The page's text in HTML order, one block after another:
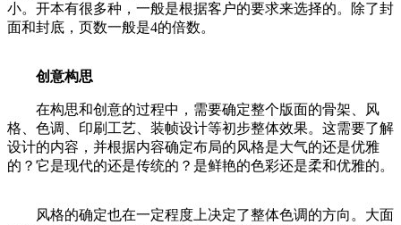
小。开本有很多种，一般是根据客户的要求来选择的。除了封
面和封底，页数一般是4的倍数。
创意构思
在构思和创意的过程中，需要确定整个版面的骨架、风
格、色调、印刷工艺、装帧设计等初步整体效果。这需要了解
设计的内容，并根据内容确定布局的风格是大气的还是优雅
的？它是现代的还是传统的？是鲜艳的色彩还是柔和优雅的。
风格的确定也在一定程度上决定了整体色调的方向。大面